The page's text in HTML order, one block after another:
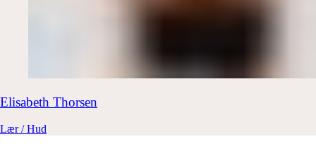
Elisabeth Thorsen
Lær / Hud